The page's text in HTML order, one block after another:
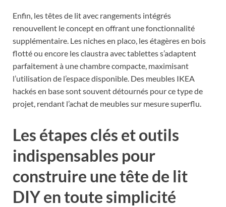
Enfin, les têtes de lit avec rangements intégrés
renouvellent le concept en offrant une fonctionnalité
supplémentaire. Les niches en placo, les étagères en bois
flotté ou encore les claustra avec tablettes s’adaptent
parfaitement à une chambre compacte, maximisant
l’utilisation de l’espace disponible. Des meubles IKEA
hackés en base sont souvent détournés pour ce type de
projet, rendant l’achat de meubles sur mesure superflu.
Les étapes clés et outils
indispensables pour
construire une tête de lit
DIY en toute simplicité